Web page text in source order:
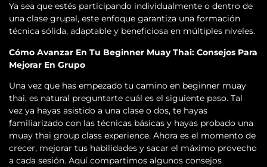
Ya sea que estés participando individualmente o dentro de
una clase grupal, este enfoque garantiza una formación
técnica sólida, adaptable y beneficiosa en múltiples niveles.
Cómo Avanzar En Tu Beginner Muay Thai: Consejos Para
Mejorar En Grupo
Una vez que has empezado tu camino en beginner muay
thai, es natural preguntarte cuál es el siguiente paso. Tal
vez ya hayas asistido a una clase o dos, te hayas
familiarizado con las técnicas básicas y hayas probado una
muay thai group class experience. Ahora es el momento de
crecer, mejorar tus habilidades y sacar el máximo provecho
a cada sesión. Aquí compartimos algunos consejos